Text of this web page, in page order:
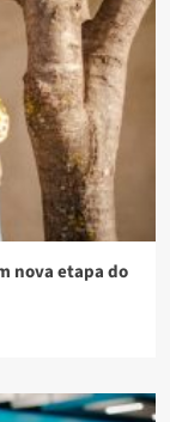
nova etapa do